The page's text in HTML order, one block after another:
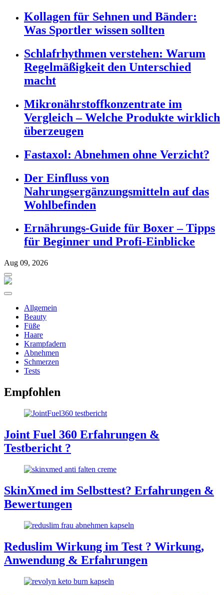
Kollagen für Sehnen und Bänder:
Was Sportler wissen sollten
Schlafrhythmen verstehen: Warum
Regelmäßigkeit den Unterschied
macht
Mikronährstoffkonzentrate im
Vergleich – Welche Produkte wirklich
überzeugen
Fastaxol: Abnehmen ohne Verzicht?
Der Einfluss von
Nahrungsergänzungsmitteln auf das
Wohlbefinden
Ernährungs-Guide für Boxer – Tipps
für Beginner und Profi-Einblicke
Aug 09, 2026
Allgemein
Beauty
Füße
Haare
Krampfadern
Abnehmen
Schmerzen
Tests
Empfohlen
Joint Fuel 360 Erfahrungen &
Testbericht ?
SkinXmed im Selbsttest? Erfahrungen &
Bewertungen
Reduslim Wirkung im Test ? Wirkung,
Anwendung & Erfahrungen